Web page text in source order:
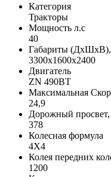
Категория
Тракторы
Мощность л.с
40
Габариты
3300x1600x2400
Двигатель
ZN 490BT
Максимальная
24,9
Дорожный
378
Колесная формула
4X4
Колея передних
1200